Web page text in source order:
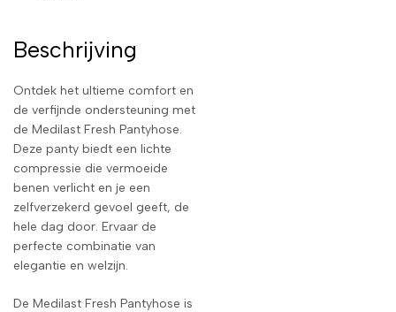
Beschrijving
Ontdek het ultieme comfort en
de verfijnde ondersteuning met
de Medilast Fresh Pantyhose.
Deze panty biedt een lichte
compressie die vermoeide
benen verlicht en je een
zelfverzekerd gevoel geeft, de
hele dag door. Ervaar de
perfecte combinatie van
elegantie en welzijn.
De Medilast Fresh Pantyhose is